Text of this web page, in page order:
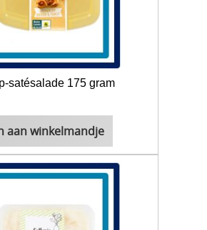
satésalade 175 gram
aan winkelmandje